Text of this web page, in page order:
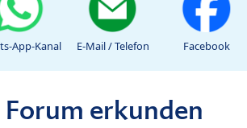
App-Kanal E-Mail / Telefon Facebook
Forum erkunden